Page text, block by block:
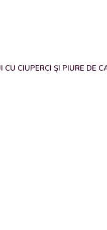
CU CIUPERCI ȘI PIURE DE